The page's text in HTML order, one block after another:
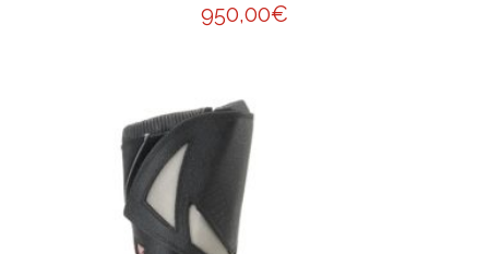
950,00€